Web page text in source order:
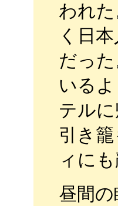
われ
く日
だっ
いる
テル
引き
ィに
昼間